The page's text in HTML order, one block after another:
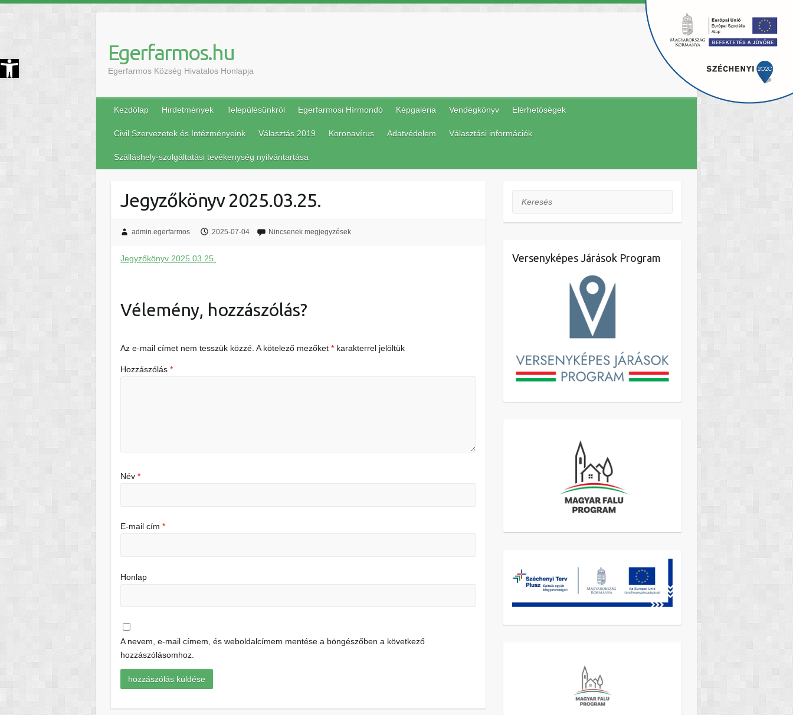
Eszköztár megnyitása Egerfarmos.hu
Egerfarmos Község Hivatalos Honlapja
Kezdőlap Hirdetmények Településünkről Egerfarmosi Hírmondó Képgaléria Vendégkönyv Elérhetőségek
Civil Szervezetek és Intézményeink Választás 2019 Koronavírus Adatvédelem Választási információk
Szálláshely-szolgáltatási tevékenység nyilvántartása
Jegyzőkönyv 2025.03.25.
admin.egerfarmos 2025-07-04 Nincsenek megjegyzések
Jegyzőkönyv 2025.03.25.
Vélemény, hozzászólás?
Az e-mail címet nem tesszük közzé. A kötelező mezőket* karakterrel jelöltük
Hozzászólás*
Név*
E-mail cím*
Honlap
A nevem, e-mail címem, és weboldalcímem mentése a böngészőben a következő
hozzászólásomhoz.
Keresés
Versenyképes Járások Program